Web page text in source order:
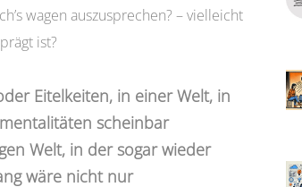
wagen auszusprechen? – vielleicht
ist?
Eitelkeiten, in einer Welt, in
scheinbar
Welt, in der sogar wieder
wäre nicht nur